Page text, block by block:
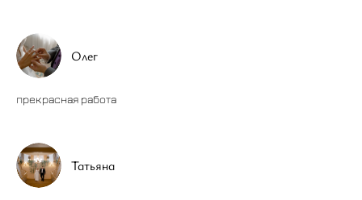
Олег
прекрасная работа
Татьяна